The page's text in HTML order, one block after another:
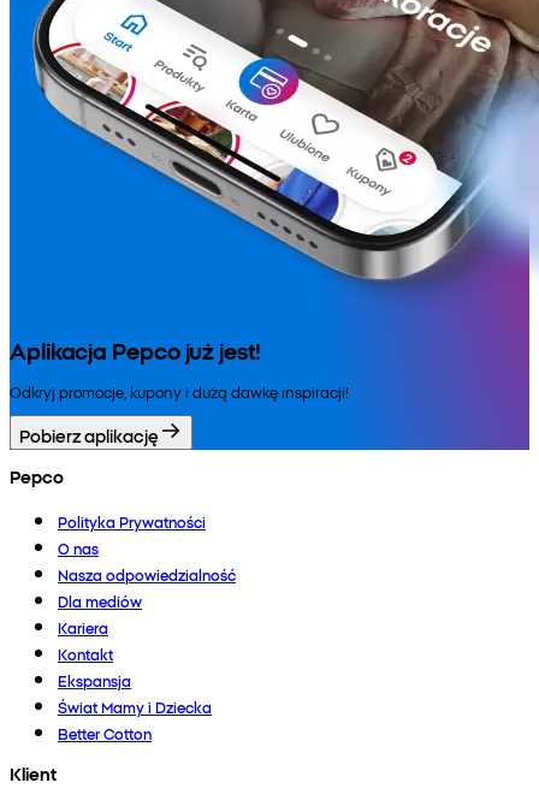
Aplikacja Pepco już jest!
Odkryj promocje, kupony i dużą dawkę inspiracji!
Pobierz aplikację
Pepco
Polityka Prywatności
O nas
Nasza odpowiedzialność
Dla mediów
Kariera
Kontakt
Ekspansja
Świat Mamy i Dziecka
Better Cotton
Klient